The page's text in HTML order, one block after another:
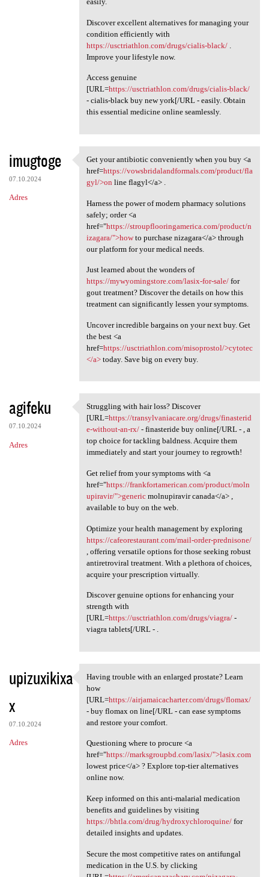
Discover excellent alternatives for managing your
condition efficiently with
https://usctriathlon.com/drugs/cialis-black/.
Improve your lifestyle now.
Access genuine
[URL=https://usctriathlon.com/drugs/cialis-black/
- cialis-black buy new york[/URL - easily. Obtain
this essential medicine online seamlessly.
imugtoge
07.10.2024
Adres
Get your antibiotic
Get your antibiotic conveniently when you buy <a
href=https://vowsbridalandformals.com/product/fla
gyl/>on line flagyl</a> .
Harness the power of modern pharmacy solutions
safely; order <a
href="https://stroupflooringamerica.com/product/n
izagara/">howto purchase nizagara</a> through
our platform for your medical needs.
Just learned about the wonders of
https://mywyomingstore.com/lasix-for-sale/for
gout treatment? Discover the details on how this
treatment can significantly lessen your symptoms.
Uncover incredible bargains on your next buy. Get
the best <a
href=https://usctriathlon.com/misoprostol/>cytotec
</a>today. Save big on every buy.
agifeku
07.10.2024
Adres
Struggling with hair loss?
Struggling with hair loss? Discover
[URL=https://transylvaniacare.org/drugs/finasterid
e-without-an-rx/- finasteride buy online[/URL - , a
top choice for tackling baldness. Acquire them
immediately and start your journey to regrowth!
Get relief from your symptoms with <a
href="https://frankfortamerican.com/product/moln
upiravir/">genericmolnupiravir canada</a> ,
available to buy on the web.
Optimize your health management by exploring
https://cafeorestaurant.com/mail-order-prednisone/
, offering versatile options for those seeking robust
antiretroviral treatment. With a plethora of choices,
acquire your prescription virtually.
Discover genuine options for enhancing your
strength with
[URL=https://usctriathlon.com/drugs/viagra/-
viagra tablets[/URL - .
upizuxikixa
x
07.10.2024
Adres
Having trouble with an
Having trouble with an enlarged prostate? Learn
how
[URL=https://airjamaicacharter.com/drugs/flomax/
- buy flomax on line[/URL - can ease symptoms
and restore your comfort.
Questioning where to procure <a
href="https://marksgroupbd.com/lasix/">lasix.com
lowest price</a> ? Explore top-tier alternatives
online now.
Keep informed on this anti-malarial medication
benefits and guidelines by visiting
https://bhtla.com/drug/hydroxychloroquine/for
detailed insights and updates.
Secure the most competitive rates on antifungal
medication in the U.S. by clicking